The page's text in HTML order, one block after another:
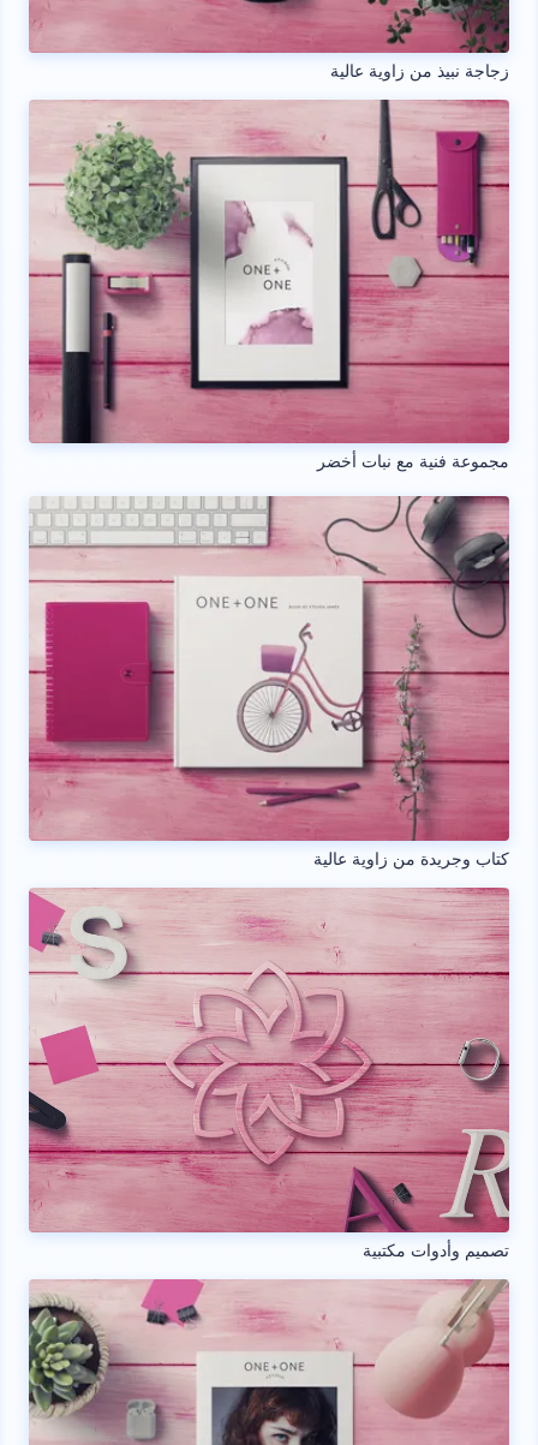
زجاجة نبيذ من زاوية عالية
مجموعة فنية مع نبات أخضر
كتاب وجريدة من زاوية عالية
تصميم وأدوات مكتبية